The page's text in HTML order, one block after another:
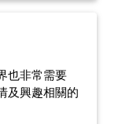
也非常需要
及興趣相關的